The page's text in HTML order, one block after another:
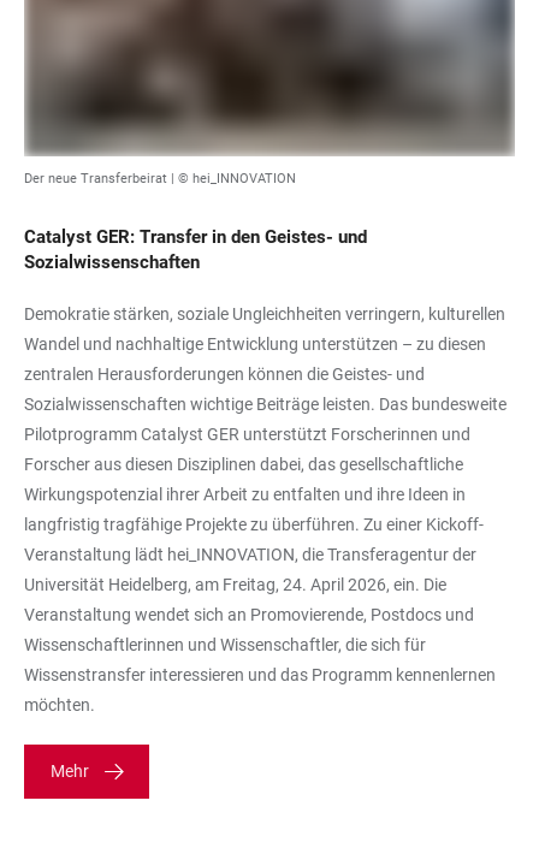
Der neue Transferbeirat | © hei_INNOVATION
Catalyst GER: Transfer in den Geistes- und
Sozialwissenschaften
Demokratie stärken, soziale Ungleichheiten verringern, kulturellen
Wandel und nachhaltige Entwicklung unterstützen – zu diesen
zentralen Herausforderungen können die Geistes- und
Sozialwissenschaften wichtige Beiträge leisten. Das bundesweite
Pilotprogramm Catalyst GER unterstützt Forscherinnen und
Forscher aus diesen Disziplinen dabei, das gesellschaftliche
Wirkungspotenzial ihrer Arbeit zu entfalten und ihre Ideen in
langfristig tragfähige Projekte zu überführen. Zu einer Kickoff-
Veranstaltung lädt hei_INNOVATION, die Transferagentur der
Universität Heidelberg, am Freitag, 24. April 2026, ein. Die
Veranstaltung wendet sich an Promovierende, Postdocs und
Wissenschaftlerinnen und Wissenschaftler, die sich für
Wissenstransfer interessieren und das Programm kennenlernen
möchten.
Mehr